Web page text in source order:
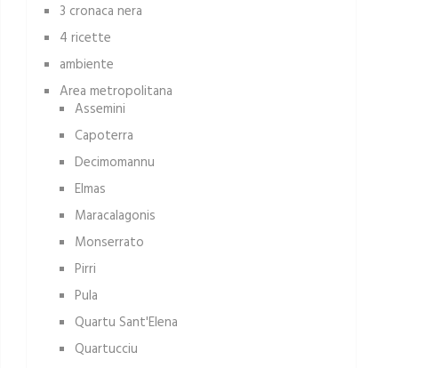
3 cronaca nera
4 ricette
ambiente
Area metropolitana
Assemini
Capoterra
Decimomannu
Elmas
Maracalagonis
Monserrato
Pirri
Pula
Quartu Sant'Elena
Quartucciu